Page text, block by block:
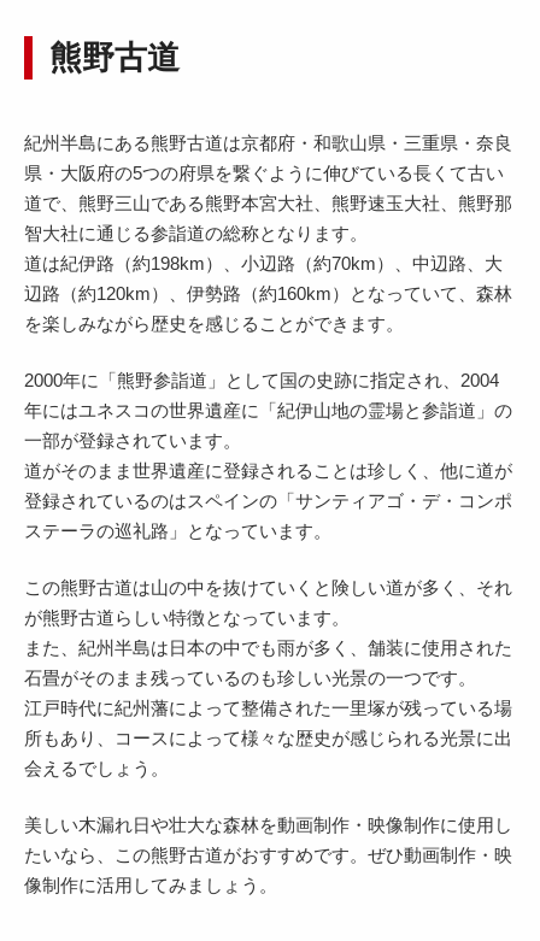
熊野古道
紀州半島にある熊野古道は京都府・和歌山県・三重県・奈良
県・大阪府の5つの府県を繋ぐように伸びている長くて古い
道で、熊野三山である熊野本宮大社、熊野速玉大社、熊野那
智大社に通じる参詣道の総称となります。
道は紀伊路（約198km）、小辺路（約70km）、中辺路、大
辺路（約120km）、伊勢路（約160km）となっていて、森林
を楽しみながら歴史を感じることができます。
2000年に「熊野参詣道」として国の史跡に指定され、2004
年にはユネスコの世界遺産に「紀伊山地の霊場と参詣道」の
一部が登録されています。
道がそのまま世界遺産に登録されることは珍しく、他に道が
登録されているのはスペインの「サンティアゴ・デ・コンポ
ステーラの巡礼路」となっています。
この熊野古道は山の中を抜けていくと険しい道が多く、それ
が熊野古道らしい特徴となっています。
また、紀州半島は日本の中でも雨が多く、舗装に使用された
石畳がそのまま残っているのも珍しい光景の一つです。
江戸時代に紀州藩によって整備された一里塚が残っている場
所もあり、コースによって様々な歴史が感じられる光景に出
会えるでしょう。
美しい木漏れ日や壮大な森林を動画制作・映像制作に使用し
たいなら、この熊野古道がおすすめです。ぜひ動画制作・映
像制作に活用してみましょう。